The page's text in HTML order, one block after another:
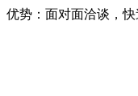
优势：面对面洽谈，快